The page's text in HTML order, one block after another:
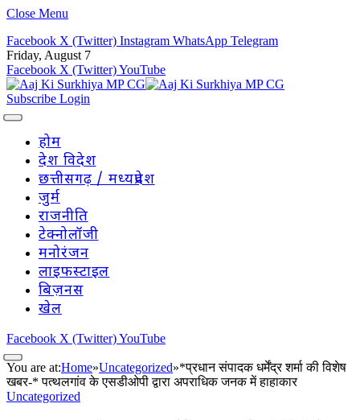
Close Menu
Facebook X (Twitter) Instagram WhatsApp Telegram
Friday, August 7
Facebook X (Twitter)YouTube
Subscribe Login
होम
देश विदेश
छत्तीसगढ़ / मध्यप्रदेश
जुर्म
राजनीति
टेक्नोलॉजी
मनोरंजन
लाइफस्टाइल
बिज़नस
खेल
Facebook X (Twitter)YouTube
You are at:Home»Uncategorized»*प्रधान संपादक धर्मेंद्र शर्मा की विशेष
खबर-* पत्थलगांव के एसडीओपी द्वारा अपराधिक जनक में हाहाकार
Uncategorized